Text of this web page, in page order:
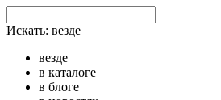
Искать: везде
везде
в каталоге
в блоге